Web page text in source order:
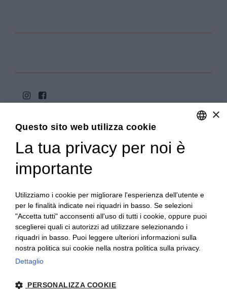
Copyright 2020© Regali Digusto è un marchio di Olio
10022 Carmagnola (TO) - PIVA 07980320019
Creato da:etinet.it
×
Questo sito web utilizza cookie
La tua privacy per noi è
importante
Utilizziamo i cookie per migliorare l'esperienza dell'utente e
per le finalità indicate nei riquadri in basso. Se selezioni
"Accetta tutti" acconsenti all'uso di tutti i cookie, oppure puoi
sceglierei quali ci autorizzi ad utilizzare selezionando i
riquadri in basso. Puoi leggere ulteriori informazioni sulla
nostra politica sui cookie nella nostra politica sulla privacy.
Dettaglio
PERSONALIZZA COOKIE